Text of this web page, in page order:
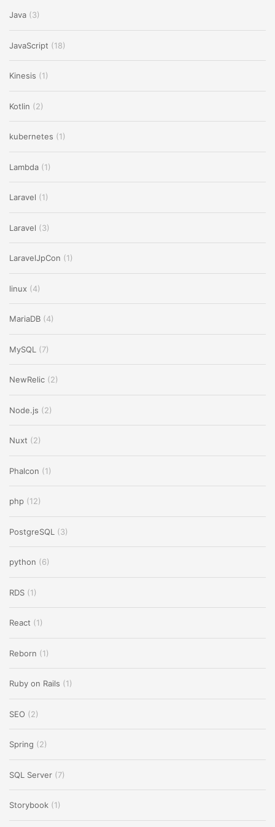
Java (3)
JavaScript (18)
Kinesis (1)
Kotlin (2)
kubernetes (1)
Lambda (1)
Laravel (1)
Laravel (3)
LaravelJpCon (1)
linux (4)
MariaDB (4)
MySQL (7)
NewRelic (2)
Node.js (2)
Nuxt (2)
Phalcon (1)
php (12)
PostgreSQL (3)
python (6)
RDS (1)
React (1)
Reborn (1)
Ruby on Rails (1)
SEO (2)
Spring (2)
SQL Server (7)
Storybook (1)